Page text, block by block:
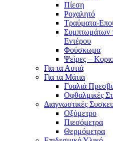
Πίεση
Ροχαλητό
Τραύματα-
Συμπτωμάτων
Εντέρου
Φούσκωμα
Ψείρες –
Για τα Αυτιά
Για τα Μάτια
Γυαλιά
Οφθαλμικές
Διαγνωστικές
Οξύμετρο
Πιεσόμετρα
Θερμόμετρα